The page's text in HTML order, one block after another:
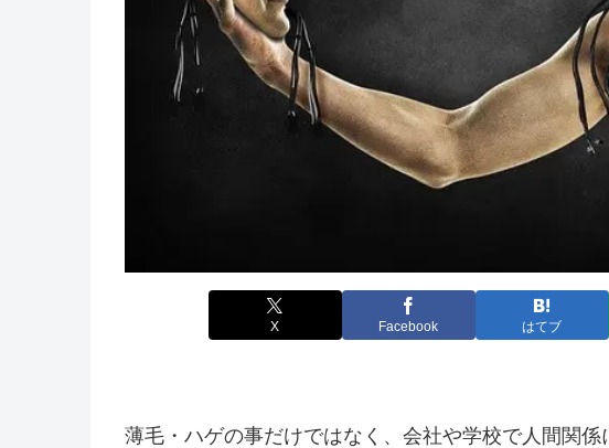
X Facebook はてブ
薄毛・ハゲの事だけではなく、会社や学校で人間関